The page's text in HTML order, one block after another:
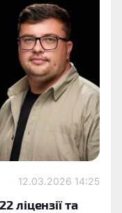
12.03.2026 14:25
ліцензії та